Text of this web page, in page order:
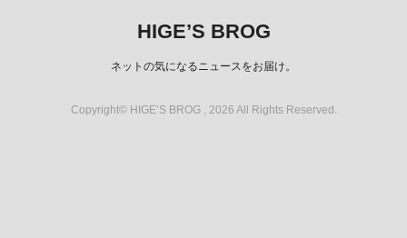
HIGE’S BROG
ネットの気になるニュースをお届け。
Copyright© HIGE’S BROG , 2026 All Rights Reserved.